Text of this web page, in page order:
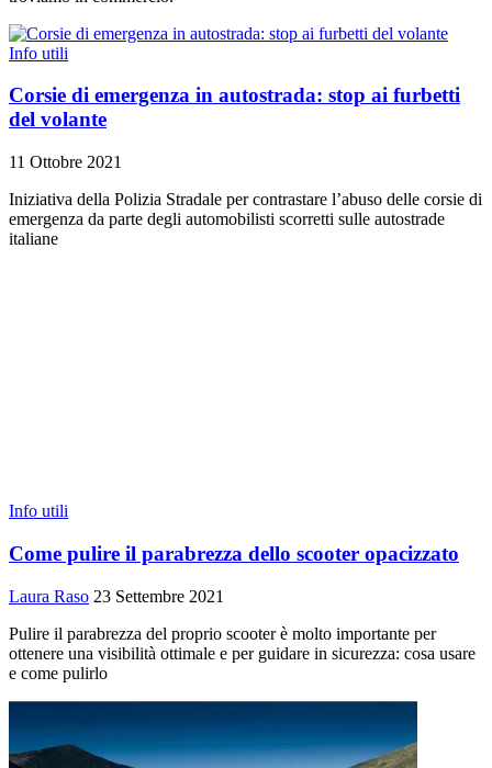
Info utili
Corsie di emergenza in autostrada: stop ai furbetti
del volante
11 Ottobre 2021
Iniziativa della Polizia Stradale per contrastare l’abuso delle corsie di
emergenza da parte degli automobilisti scorretti sulle autostrade
italiane
Info utili
Come pulire il parabrezza dello scooter opacizzato
Laura Raso 23 Settembre 2021
Pulire il parabrezza del proprio scooter è molto importante per
ottenere una visibilità ottimale e per guidare in sicurezza: cosa usare
e come pulirlo